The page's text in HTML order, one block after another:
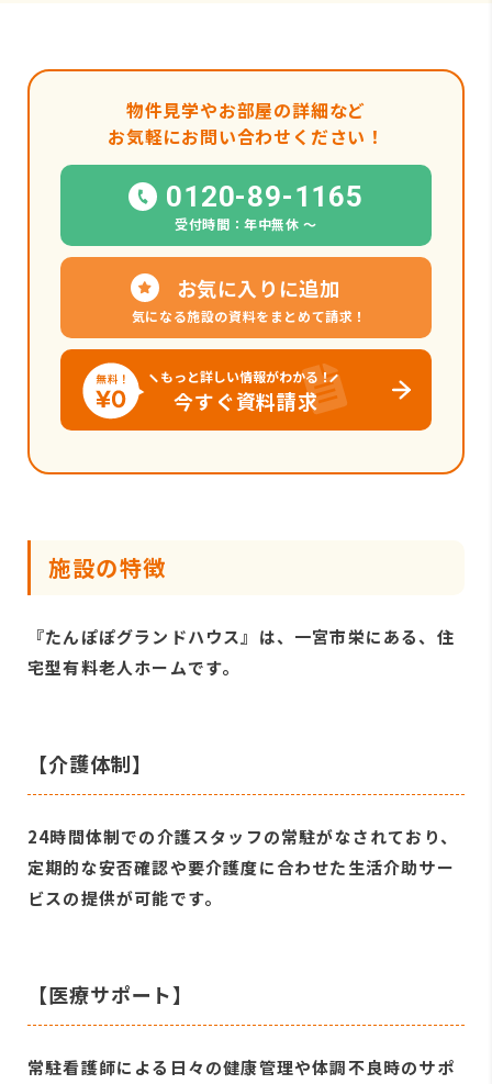
物件見学やお部屋の詳細など
お気軽にお問い合わせください！
0120-89-1165
受付時間：年中無休 〜
お気に入りに追加
気になる施設の資料をまとめて請求！
もっと詳しい情報がわかる！
今すぐ資料請求
施設の特徴
『たんぽぽグランドハウス』は、一宮市栄にある、住
宅型有料老人ホームです。
【介護体制】
24時間体制での介護スタッフの常駐がなされており、
定期的な安否確認や要介護度に合わせた生活介助サー
ビスの提供が可能です。
【医療サポート】
常駐看護師による日々の健康管理や体調不良時のサポ